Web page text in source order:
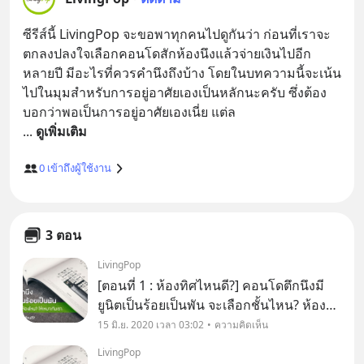
ซีรีส์นี้ LivingPop จะขอพาทุกคนไปดูกันว่า ก่อนที่เราจะ
ตกลงปลงใจเลือกคอนโดสักห้องนึงแล้วจ่ายเงินไปอีก
หลายปี มีอะไรที่ควรคำนึงถึงบ้าง โดยในบทความนี้จะเน้น
ไปในมุมสำหรับการอยู่อาศัยเองเป็นหลักนะครับ ซึ่งต้อง
... ดูเพิ่มเติม
0 เข้าถึงผู้ใช้งาน
3 ตอน
LivingPop
[ตอนที่ 1 : ห้องทิศไหนดี?] คอนโดตึกนึงมี
ยูนิตเป็นร้อยเป็นพัน จะเลือกชั้นไหน? ห้อง
ไหน? ให้เหมาะกับเรา สวัสดีครับ หลังจากที่
คราวก่อน เราพูดเรื่องการเลือกทำเล ที่ดูแค่
15 มิ.ย. 2020 เวลา 03:02
ความคิดเห็น
LivingPop